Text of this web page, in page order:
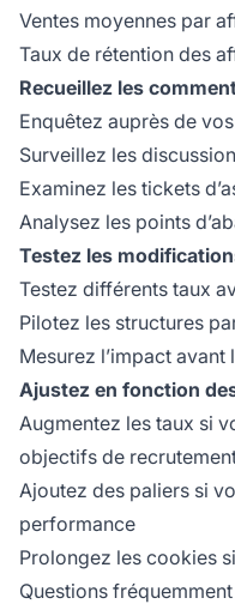
Ventes moyennes par
Taux de rétention des
Recueillez les
Enquêtez auprès de
Surveillez les
Examinez les tickets
Analysez les points
Testez les
Testez différents taux
Pilotez les structures
Mesurez l’impact
Ajustez en fonction
Augmentez les taux si
objectifs de
Ajoutez des paliers si
performance
Prolongez les cookies
Questions